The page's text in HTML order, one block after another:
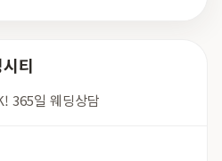
티
365일 웨딩상담